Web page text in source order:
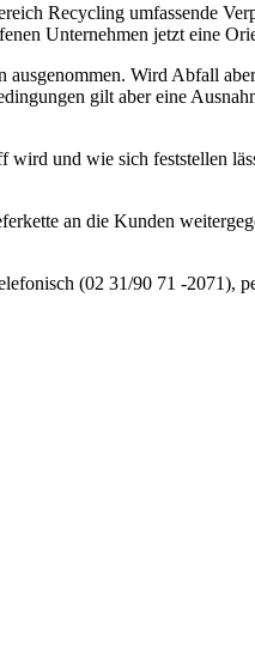
Recycling umfassende
Unternehmen jetzt eine
Wird Abfall
gilt aber eine
und wie sich feststellen
an die Kunden
(02 31/90 71 -2071),